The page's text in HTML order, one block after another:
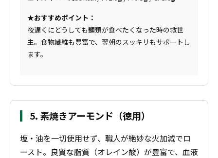
★おすすめポイント：
夜遅くにどうしても麺類が食べたくなった時の救世
主。食物繊維も豊富で、翌朝のスッキリもサポートし
ます。
5. 素焼きアーモンド（徳用）
塩・油を一切使用せず、職人が絶妙な火加減でロ
ースト。良質な脂質（オレイン酸）が豊富で、血液